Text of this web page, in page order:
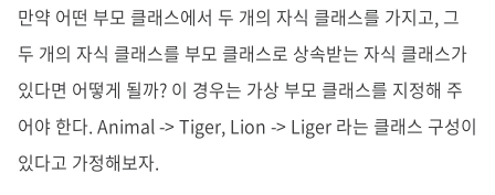
만약 어떤 부모 클래스에서 두 개의 자식 클래스를 가지고, 그
두 개의 자식 클래스를 부모 클래스로 상속받는 자식 클래스가
있다면 어떻게 될까? 이 경우는 가상 부모 클래스를 지정해 주
어야 한다. Animal -> Tiger, Lion -> Liger 라는 클래스 구성이
있다고 가정해보자.